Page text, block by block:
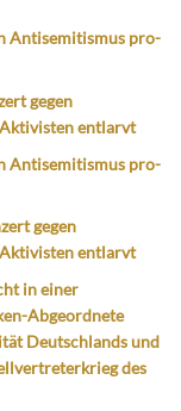
Antisemitismus pro-
gegen
entlarvt
Antisemitismus pro-
gegen
entlarvt
in einer
Abgeordnete
Deutschlands und
des